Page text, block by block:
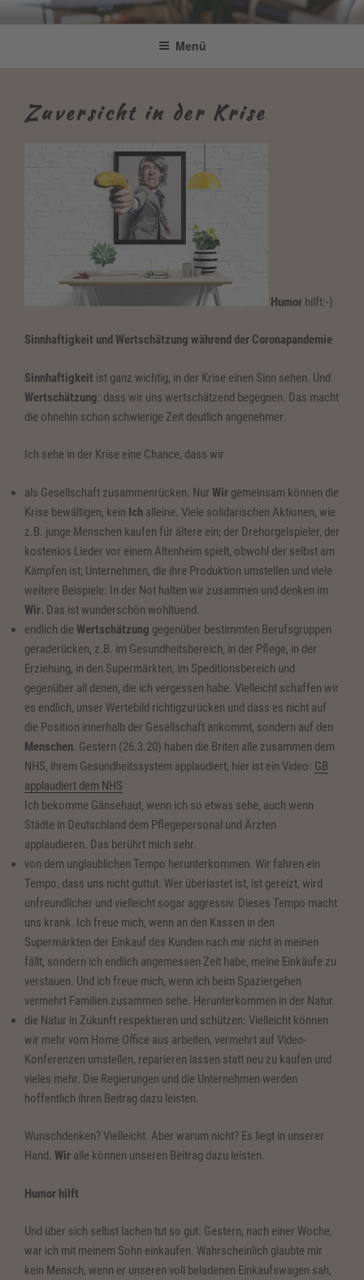
InhaltBe Connected by Bettina Bonkas
Resilienz | Coaching | Englisch +
Menü
Zuversicht in der Krise
Humor hilft:-)
Sinnhaftigkeit und Wertschätzung während der Coronapandemie
Sinnhaftigkeit ist ganz wichtig, in der Krise einen Sinn sehen. Und
Wertschätzung: dass wir uns wertschätzend begegnen. Das macht
die ohnehin schon schwierige Zeit deutlich angenehmer.
Ich sehe in der Krise eine Chance, dass wir
als Gesellschaft zusammenrücken. Nur Wir gemeinsam können die
Krise bewältigen, kein Ich alleine. Viele solidarischen Aktionen, wie
z.B. junge Menschen kaufen für ältere ein; der Drehorgelspieler, der
kostenlos Lieder vor einem Altenheim spielt, obwohl der selbst am
Kämpfen ist; Unternehmen, die ihre Produktion umstellen und viele
weitere Beispiele: In der Not halten wir zusammen und denken im
Wir . Das ist wunderschön wohltuend.
endlich die Wertschätzung gegenüber bestimmten Berufsgruppen
geraderücken, z.B. im Gesundheitsbereich, in der Pflege, in der
Erziehung, in den Supermärkten, im Speditionsbereich und
gegenüber all denen, die ich vergessen habe. Vielleicht schaffen wir
es endlich, unser Wertebild richtigzurücken und dass es nicht auf
die Position innerhalb der Gesellschaft ankommt, sondern auf den
Menschen . Gestern (26.3.20) haben die Briten alle zusammen dem
NHS, ihrem Gesundheitssystem applaudiert, hier ist ein Video: GB
applaudiert dem NHS
Ich bekomme Gänsehaut, wenn ich so etwas sehe, auch wenn
Städte in Deutschland dem Pflegepersonal und Ärzten
applaudieren. Das berührt mich sehr.
von dem unglaublichen Tempo herunterkommen. Wir fahren ein
Tempo, dass uns nicht guttut. Wer überlastet ist, ist gereizt, wird
unfreundlicher und vielleicht sogar aggressiv. Dieses Tempo macht
uns krank. Ich freue mich, wenn an den Kassen in den
Supermärkten der Einkauf des Kunden nach mir nicht in meinen
fällt, sondern ich endlich angemessen Zeit habe, meine Einkäufe zu
verstauen. Und ich freue mich, wenn ich beim Spaziergehen
vermehrt Familien zusammen sehe. Herunterkommen in der Natur.
die Natur in Zukunft respektieren und schützen: Vielleicht können
wir mehr vom Home Office aus arbeiten, vermehrt auf Video-
Konferenzen umstellen, reparieren lassen statt neu zu kaufen und
vieles mehr. Die Regierungen und die Unternehmen werden
hoffentlich ihren Beitrag dazu leisten.
Wunschdenken? Vielleicht. Aber warum nicht? Es liegt in unserer
Hand. Wir alle können unseren Beitrag dazu leisten.
Humor hilft
Und über sich selbst lachen tut so gut. Gestern, nach einer Woche,
war ich mit meinem Sohn einkaufen. Wahrscheinlich glaubte mir
kein Mensch, wenn er unseren voll beladenen Einkaufswagen sah,